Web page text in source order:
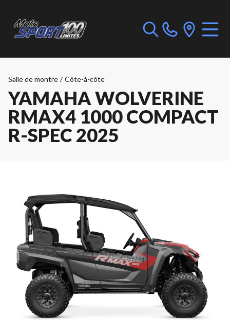
Salle de montre / Côte-à-côte
YAMAHA WOLVERINE
RMAX4 1000 COMPACT
R-SPEC 2025